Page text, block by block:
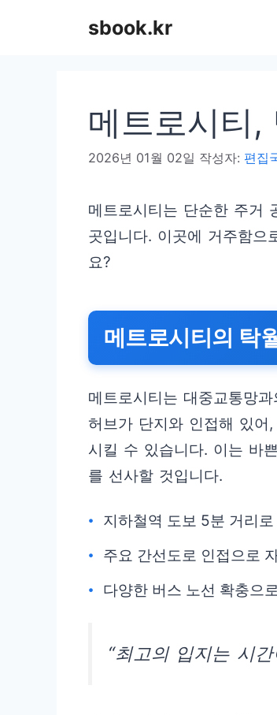
sbook.kr
메트로시티,
2026년 01월 02일 작성자: 편집
메트로시티는 단순한 주거
곳입니다. 이곳에 거주함으
요?
메트로시티의 탁
메트로시티는 대중교통망
허브가 단지와 인접해 있
시킬 수 있습니다. 이는 바
를 선사할 것입니다.
지하철역 도보 5분 거리
주요 간선도로 인접으로
다양한 버스 노선 확충으
“최고의 입지는 시